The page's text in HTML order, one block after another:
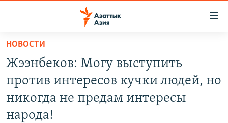
Вернуться
основному
содержанию
Вернутся
главной
ЦЕНТРАЛЬНАЯ АЗИЯ
УЗБЕКИСТАН
ВОЙНА В УКРАИНЕ
НА ДРУГИХ ЯЗЫКАХ
НОВОСТИ
Жээнбеков: Могу выступить
против интересов кучки людей, но
никогда не предам интересы
народа!